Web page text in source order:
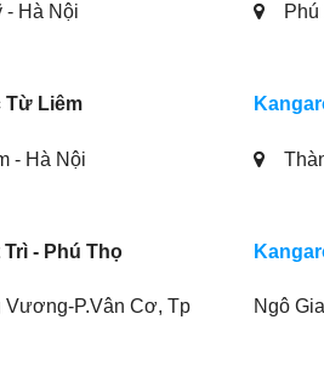
- Hà Nội
Từ Liêm
- Hà Nội
Trì - Phú Thọ
P.Vân Cơ, Tp
Ngô